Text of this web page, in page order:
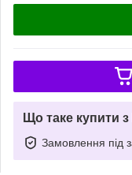
Що таке купити
Замовлення під